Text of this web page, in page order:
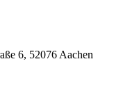
6, 52076 Aachen